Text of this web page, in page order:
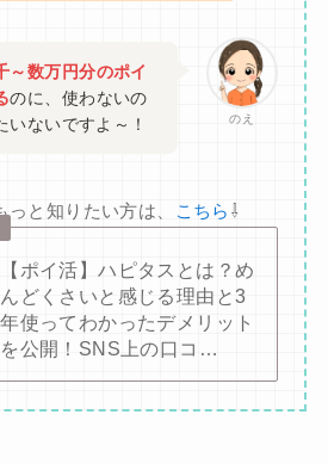
のえ
～数万円分のポイ
のに、使わないの
いないですよ～！
と知りたい方は、 こちら ⇩
【ポイ活】ハピタスとは？め
んどくさいと感じる理由と3
年使ってわかったデメリット
を公開！SNS上の口コ…